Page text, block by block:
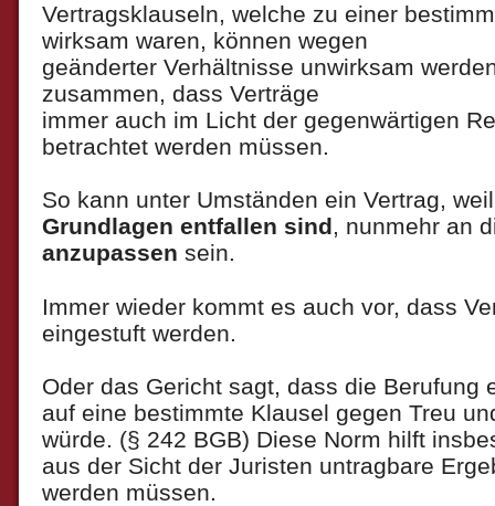
Vertragsklauseln, welche zu einer
wirksam waren, können wegen
geänderter Verhältnisse unwirksam
zusammen, dass Verträge
immer auch im Licht der gegenwärtigen
betrachtet werden müssen.
So kann unter Umständen ein Vertrag,
Grundlagen entfallen sind, nunmehr an
anzupassen sein.
Immer wieder kommt es auch vor, dass
eingestuft werden.
Oder das Gericht sagt, dass die Berufung
auf eine bestimmte Klausel gegen Treu
würde. (§ 242 BGB) Diese Norm hilft
aus der Sicht der Juristen untragbare
werden müssen.